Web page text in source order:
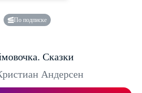
По подписке
Сказки
Андерсен